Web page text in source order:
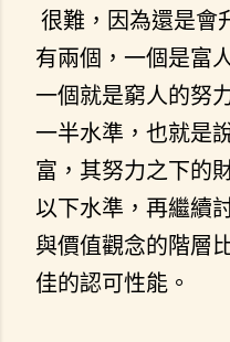
很難，因為還是會
有兩個，一個是富
一個就是窮人的努
一半水準，也就是
富，其努力之下的
以下水準，再繼續
與價值觀念的階層
佳的認可性能。